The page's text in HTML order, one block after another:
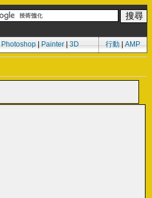
Photoshop| Painter| 3D 行動 AMP